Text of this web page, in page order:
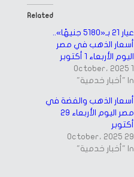
Related
عيار 21 بـ«5180 جنيهًا»..
أسعار الذهب في مصر
اليوم الأربعاء 1 أكتوبر
1 October، 2025
In "أخبار خدمية"
أسعار الذهب والفضة في
مصر اليوم الأربعاء 29
أكتوبر
29 October، 2025
In "أخبار خدمية"